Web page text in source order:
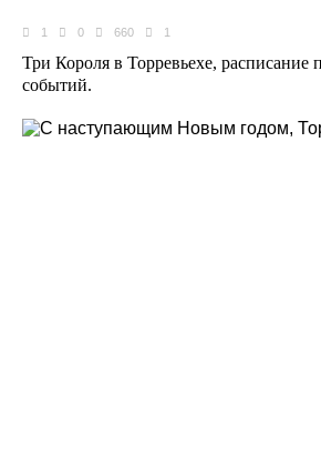
1 0 660 1
Три Короля в Торревьехе, расписание
событий.